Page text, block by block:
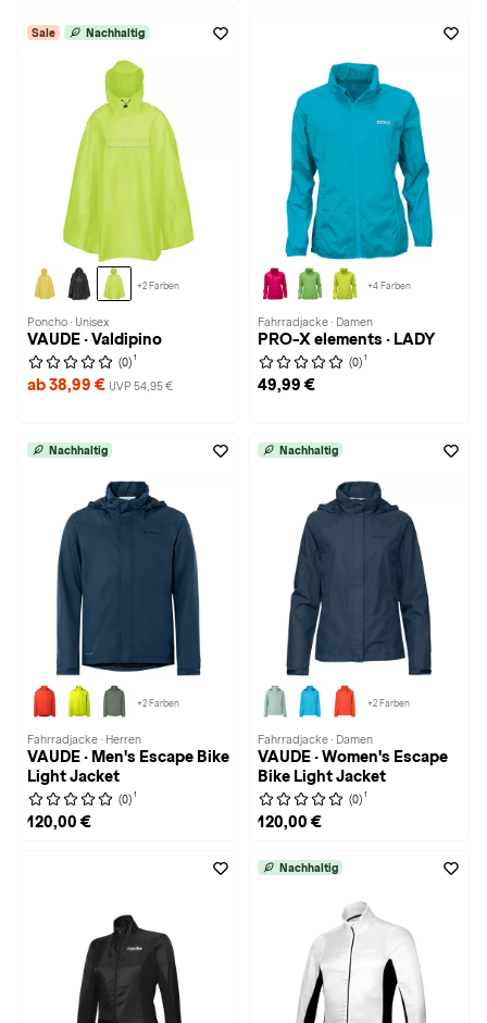
Sale Nachhaltig
+2 Farben
Poncho · Unisex
VAUDE · Valdipino
(0) 1
ab 38,99 € UVP 54,95 €
+4 Farben
Fahrradjacke · Damen
PRO-X elements · LADY
(0) 1
49,99 €
Nachhaltig
+2 Farben
Fahrradjacke · Herren
VAUDE · Men's Escape Bike
Light Jacket
(0) 1
120,00 €
Nachhaltig
+2 Farben
Fahrradjacke · Damen
VAUDE · Women's Escape
Bike Light Jacket
(0) 1
120,00 €
Nachhaltig